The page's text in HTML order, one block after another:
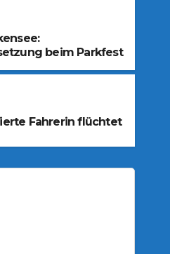
beim Parkfest
Fahrerin flüchtet